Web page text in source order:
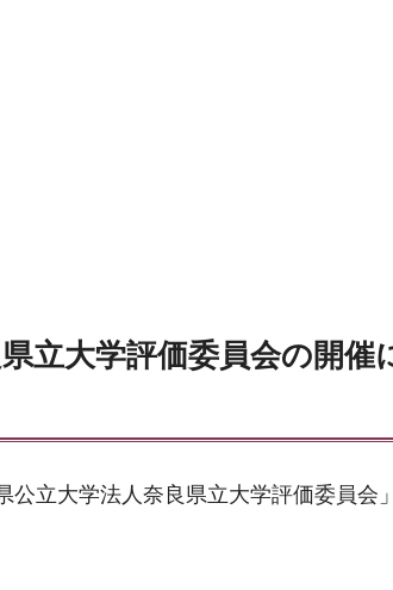
立大学評価委員会の開催
立大学法人奈良県立大学評価委員会